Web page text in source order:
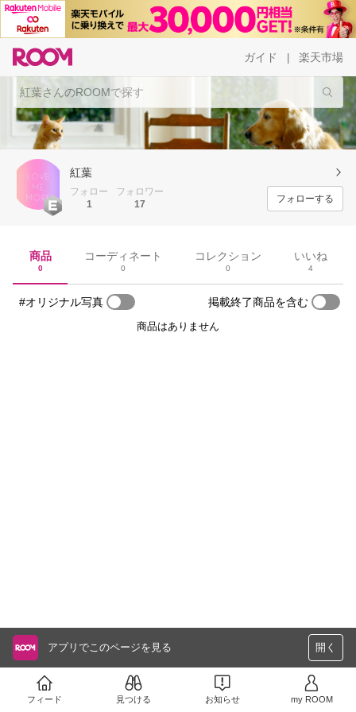
ガイド 楽天市場
紅葉
フォロー
1
フォロワー
17
フォローする
商品
0
コーディネート
0
コレクション
0
いいね
4
#オリジナル写真 掲載終了商品を含む
商品はありません
アプリでこのページを見る 開く
フィード 見つける お知らせ my ROOM